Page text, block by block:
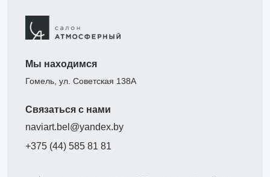
Мы находимся
Гомель, ул. Советская 138А
Связаться с нами
naviart.bel@yandex.by
+375 (44) 585 81 81